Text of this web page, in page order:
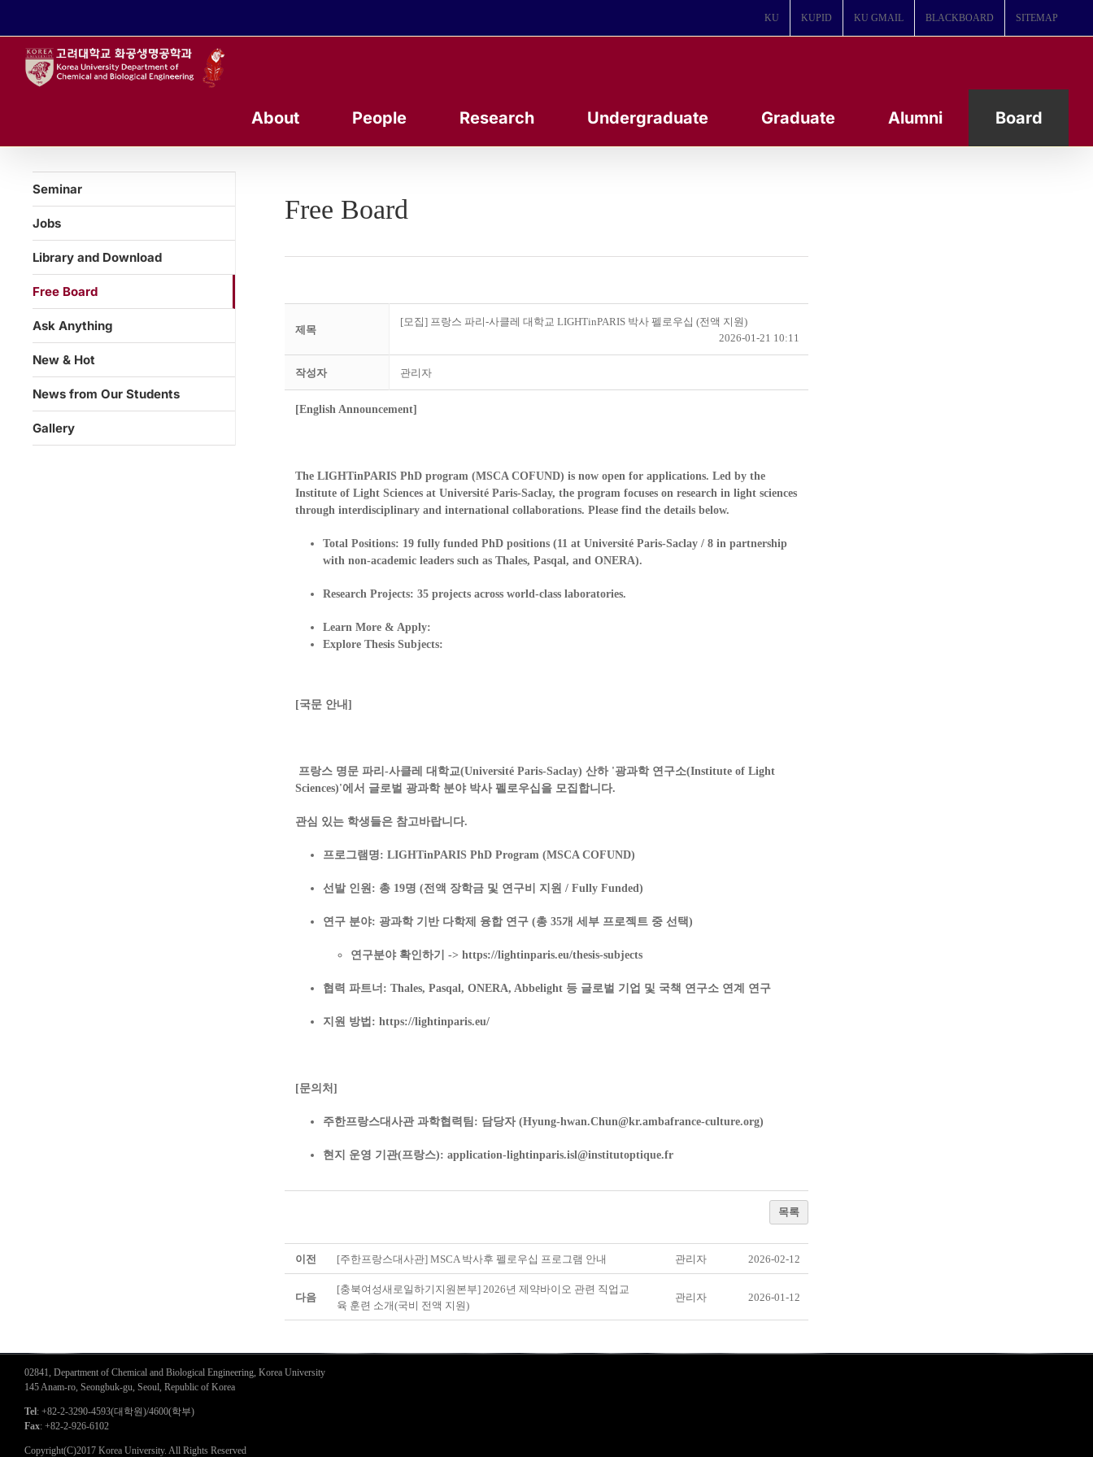
KU KUPID KU GMAIL BLACKBOARD SITEMAP
About People Research Undergraduate Graduate Alumni Board
Free Board
제목
[모집] 프랑스 파리-사클레 대학교 LIGHTinPARIS 박사 펠로우십 (전액 지원)
2026-01-21 10:11
작성자 관리자
[English Announcement]
The LIGHTinPARIS PhD program (MSCA COFUND) is now open for applications. Led by the
Institute of Light Sciences at Université Paris-Saclay, the program focuses on research in light sciences
through interdisciplinary and international collaborations. Please find the details below.
Total Positions: 19 fully funded PhD positions (11 at Université Paris-Saclay / 8 in partnership
with non-academic leaders such as Thales, Pasqal, and ONERA).
Research Projects: 35 projects across world-class laboratories.
Learn More & Apply:
Explore Thesis Subjects:
[국문 안내]
프랑스 명문 파리-사클레 대학교(Université Paris-Saclay) 산하 '광과학 연구소(Institute of Light
Sciences)'에서 글로벌 광과학 분야 박사 펠로우십을 모집합니다.
관심 있는 학생들은 참고바랍니다.
프로그램명: LIGHTinPARIS PhD Program (MSCA COFUND)
선발 인원: 총 19명 (전액 장학금 및 연구비 지원 / Fully Funded )
연구 분야: 광과학 기반 다학제 융합 연구 (총 35개 세부 프로젝트 중 선택)
연구분야 확인하기 -> https://lightinparis.eu/thesis-subjects
협력 파트너: Thales, Pasqal, ONERA, Abbelight 등 글로벌 기업 및 국책 연구소 연계 연구
지원 방법: https://lightinparis.eu/
[문의처]
주한프랑스대사관 과학협력팀: 담당자 (Hyung-hwan.Chun@kr.ambafrance-culture.org)
현지 운영 기관(프랑스): application-lightinparis.isl@institutoptique.fr
목록
이전 [주한프랑스대사관] MSCA 박사후 펠로우십 프로그램 안내 관리자 2026-02-12
다음
[충북여성새로일하기지원본부] 2026년 제약바이오 관련 직업교
육 훈련 소개(국비 전액 지원)
관리자 2026-01-12
Seminar
Jobs
Library and Download
Free Board
Ask Anything
New & Hot
News from Our Students
Gallery
02841, Department of Chemical and Biological Engineering, Korea University
145 Anam-ro, Seongbuk-gu, Seoul, Republic of Korea
Tel: +82-2-3290-4593(대학원)/4600(학부)
Fax: +82-2-926-6102
Copyright(C)2017 Korea University. All Rights Reserved